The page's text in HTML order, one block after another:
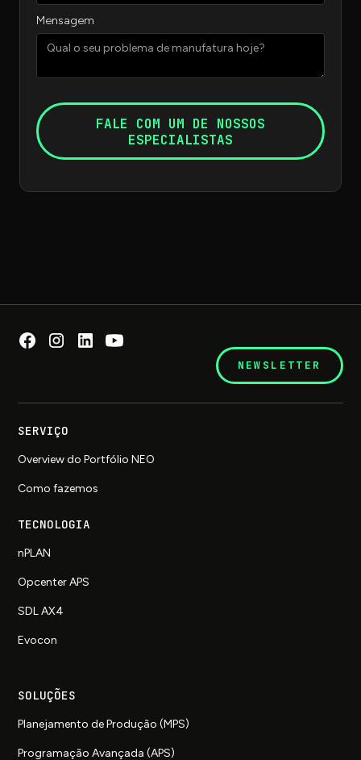
Mensagem
NEWSLETTER
SERVIÇO
Overview do Portfólio NEO
Como fazemos
TECNOLOGIA
nPLAN
Opcenter APS
SDL AX4
Evocon
SOLUÇÕES
Planejamento de Produção (MPS)
Programação Avançada (APS)